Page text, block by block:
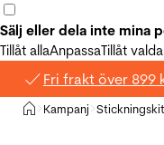
Sälj eller dela inte mina
Tillåt allaAnpassaTillåt valda
Fri frakt över 899
Hem
>Kampanj >Stickningskit